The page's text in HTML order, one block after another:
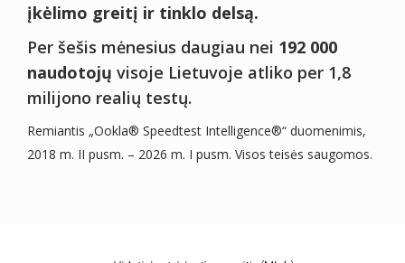
įkėlimo greitį ir tinklo delsą.
Per šešis mėnesius daugiau nei 192 000
naudotojų visoje Lietuvoje atliko per 1,8
milijono realių testų.
Remiantis „Ookla® Speedtest Intelligence®“ duomenimis,
2018 m. II pusm. – 2026 m. I pusm. Visos teisės saugomos.